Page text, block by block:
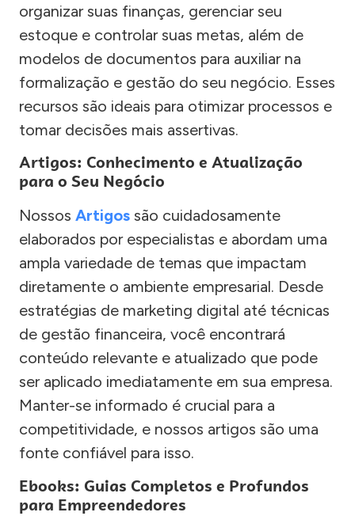
organizar suas finanças, gerenciar seu
estoque e controlar suas metas, além de
modelos de documentos para auxiliar na
formalização e gestão do seu negócio. Esses
recursos são ideais para otimizar processos e
tomar decisões mais assertivas.
Artigos: Conhecimento e Atualização
para o Seu Negócio
Nossos Artigos são cuidadosamente
elaborados por especialistas e abordam uma
ampla variedade de temas que impactam
diretamente o ambiente empresarial. Desde
estratégias de marketing digital até técnicas
de gestão financeira, você encontrará
conteúdo relevante e atualizado que pode
ser aplicado imediatamente em sua empresa.
Manter-se informado é crucial para a
competitividade, e nossos artigos são uma
fonte confiável para isso.
Ebooks: Guias Completos e Profundos
para Empreendedores